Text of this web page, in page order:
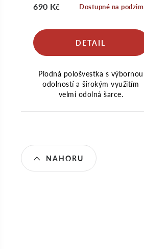
o
d
u
k
t
ů
k
t
ů
Dostupné na podzim
690 Kč
Plodná pološvestka s výbornou
odolností a širokým využitím
velmi odolná šarce.
O
NAHORU